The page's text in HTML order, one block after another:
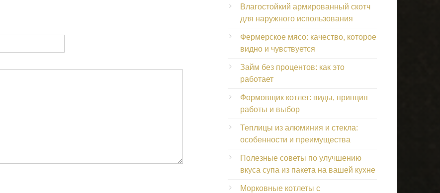
Влагостойкий армированный скотч
для наружного использования
Фермерское мясо: качество, которое
видно и чувствуется
Займ без процентов: как это
работает
Формовщик котлет: виды, принцип
работы и выбор
Теплицы из алюминия и стекла:
особенности и преимущества
Полезные советы по улучшению
вкуса супа из пакета на вашей кухне
Морковные котлеты с